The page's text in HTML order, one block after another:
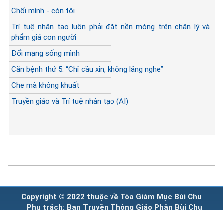
Chối mình - còn tôi
Trí tuệ nhân tạo luôn phải đặt nền móng trên chân lý và
phẩm giá con người
Đổi mạng sống mình
Căn bệnh thứ 5: “Chỉ cầu xin, không lắng nghe”
Che mà không khuất
Truyền giáo và Trí tuệ nhân tạo (AI)
Copyright © 2022 thuộc về Tòa Giám Mục Bùi Chu
Phụ trách: Ban Truyền Thông Giáo Phận Bùi Chu